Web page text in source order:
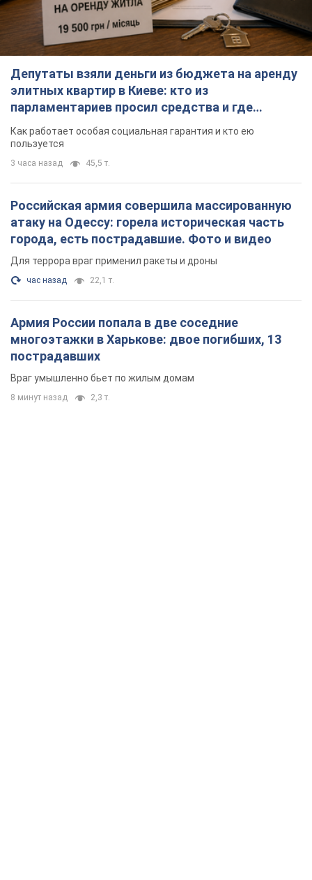
Депутаты взяли деньги из бюджета на аренду
элитных квартир в Киеве: кто из
парламентариев просил средства и где
поселился
Как работает особая социальная гарантия и кто ею
пользуется
3 часа назад 45,5 т.
Российская армия совершила массированную
атаку на Одессу: горела историческая часть
города, есть пострадавшие. Фото и видео
Для террора враг применил ракеты и дроны
час назад 22,1 т.
Армия России попала в две соседние
многоэтажки в Харькове: двое погибших, 13
пострадавших
Враг умышленно бьет по жилым домам
8 минут назад 2,3 т.